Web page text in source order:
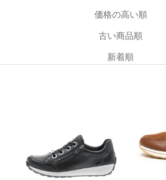
価格の高い順
古い商品順
新着順